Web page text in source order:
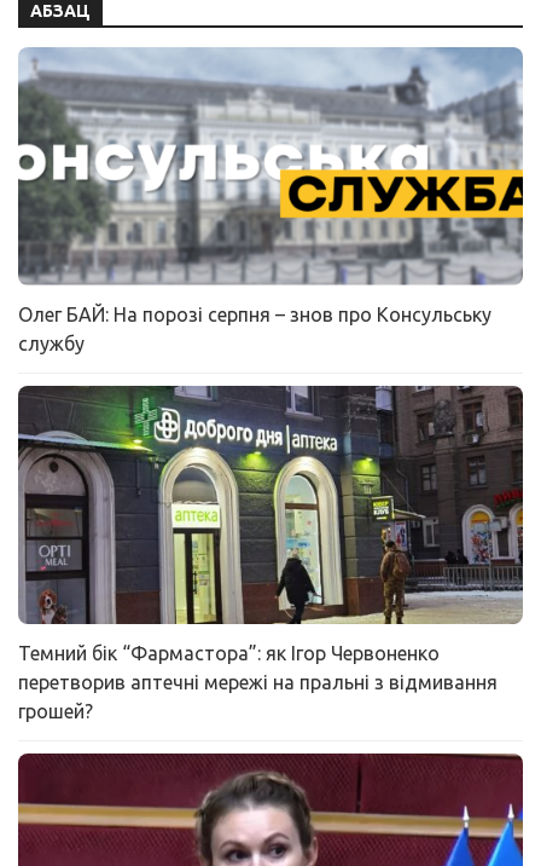
АБЗАЦ
Олег БАЙ: На порозі серпня – знов про Консульську
службу
Темний бік “Фармастора”: як Ігор Червоненко
перетворив аптечні мережі на пральні з відмивання
грошей?